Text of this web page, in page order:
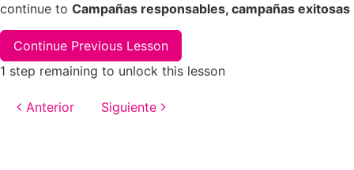
continue to Campañas responsables, campañas exitosas
Continue Previous Lesson
1 step remaining to unlock this lesson
Anterior Siguiente